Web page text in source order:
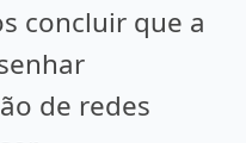
concluir que a
de redes